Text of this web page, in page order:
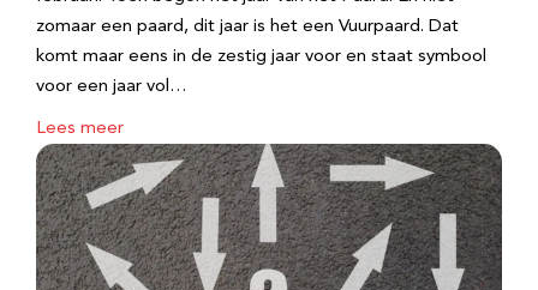
zomaar een paard, dit jaar is het een Vuurpaard. Dat
komt maar eens in de zestig jaar voor en staat symbool
voor een jaar vol…
Lees meer